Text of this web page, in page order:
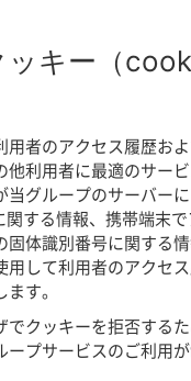
ッキー（
用者のアクセス履歴お
他利用者に最適のサー
当グループのサーバー
関する情報、携帯端末
固体識別番号に関する
用して利用者のアクセ
す。
でクッキーを拒否する
ープサービスのご利用